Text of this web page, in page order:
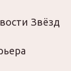
Звёзд